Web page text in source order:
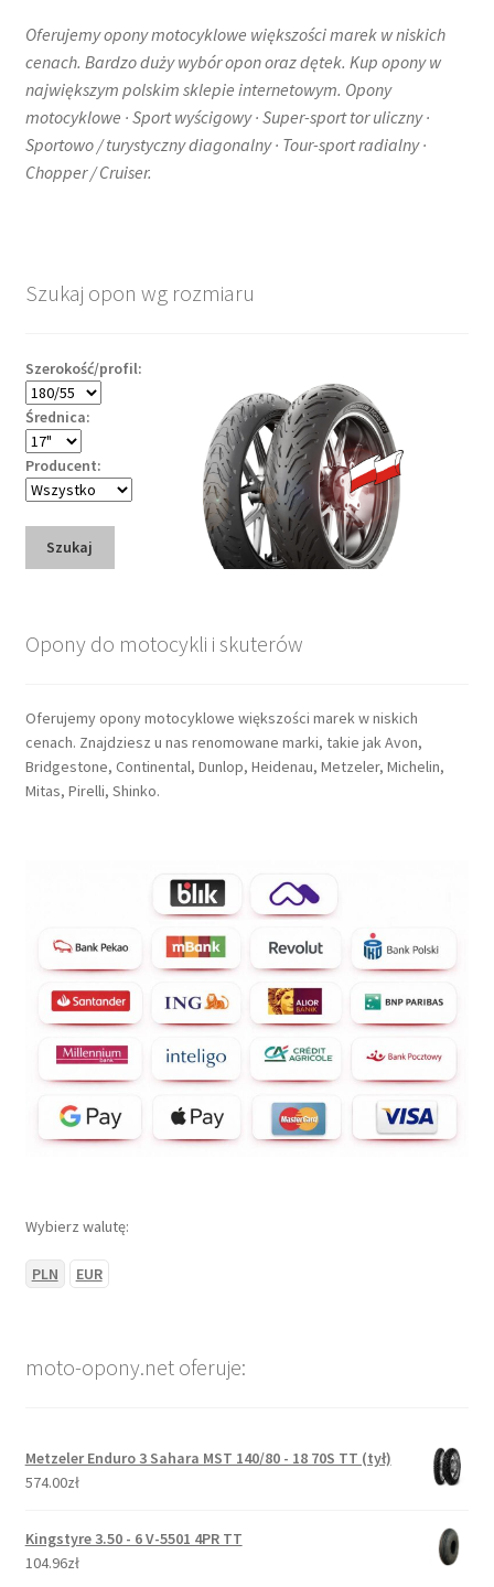
Oferujemy opony motocyklowe większości marek w niskich
cenach. Bardzo duży wybór opon oraz dętek. Kup opony w
największym polskim sklepie internetowym. Opony
motocyklowe · Sport wyścigowy · Super-sport tor uliczny ·
Sportowo / turystyczny diagonalny · Tour-sport radialny ·
Chopper / Cruiser.
Szukaj opon wg rozmiaru
Szerokość/profil:
Średnica:
Producent:
Szukaj
Opony do motocykli i skuterów
Oferujemy opony motocyklowe większości marek w niskich
cenach. Znajdziesz u nas renomowane marki, takie jak Avon,
Bridgestone, Continental, Dunlop, Heidenau, Metzeler, Michelin,
Mitas, Pirelli, Shinko.
Wybierz walutę:
PLN EUR
moto-opony.net oferuje:
Metzeler Enduro 3 Sahara MST 140/80 - 18 70S TT (tył)
574.00zł
Kingstyre 3.50 - 6 V-5501 4PR TT
104.96zł